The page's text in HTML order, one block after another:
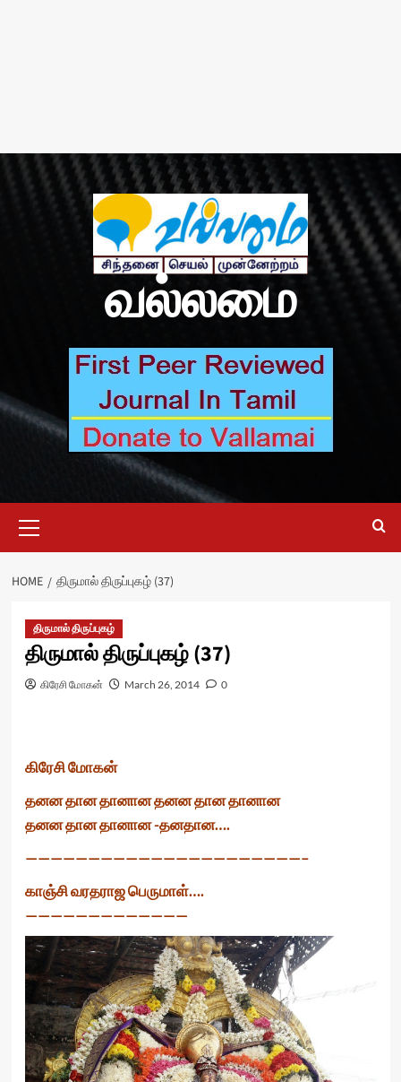
வல்லமை
Menu
HOME திருமால் திருப்புகழ் (37)
திருமால் திருப்புகழ்
திருமால் திருப்புகழ் (37)
கிரேசி மோகன் March 26, 2014 0
கிரேசி மோகன்
தனன தான தானான தனன தான தானான
தனன தான தானான -தனதான….
——————————————————————–
காஞ்சி வரதராஜ பெருமாள்….
—————————————